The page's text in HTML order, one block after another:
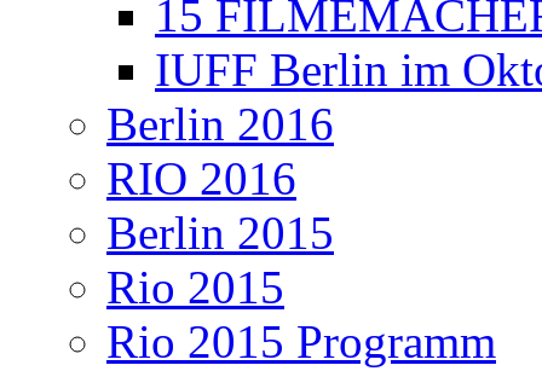
15
IUFF Berlin im
Berlin 2016
RIO 2016
Berlin 2015
Rio 2015
Rio 2015 Programm